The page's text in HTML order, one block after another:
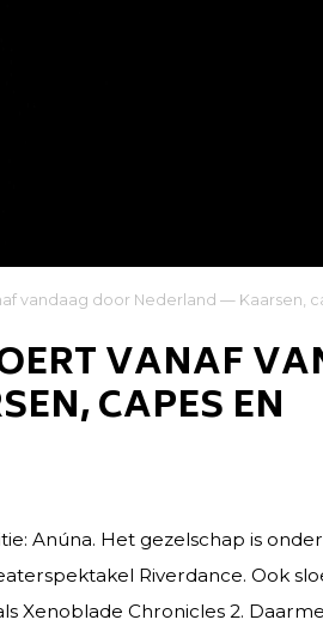
vandaag door Nederland — Kaarsen,
VANAF
CAPES EN
Anúna. Het gezelschap is
Riverdance. Ook
Xenoblade Chronicles 2.